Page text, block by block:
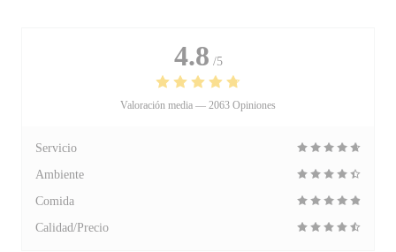
4.8 /5
Valoración media — 2063 Opiniones
Servicio
Ambiente
Comida
Calidad/Precio